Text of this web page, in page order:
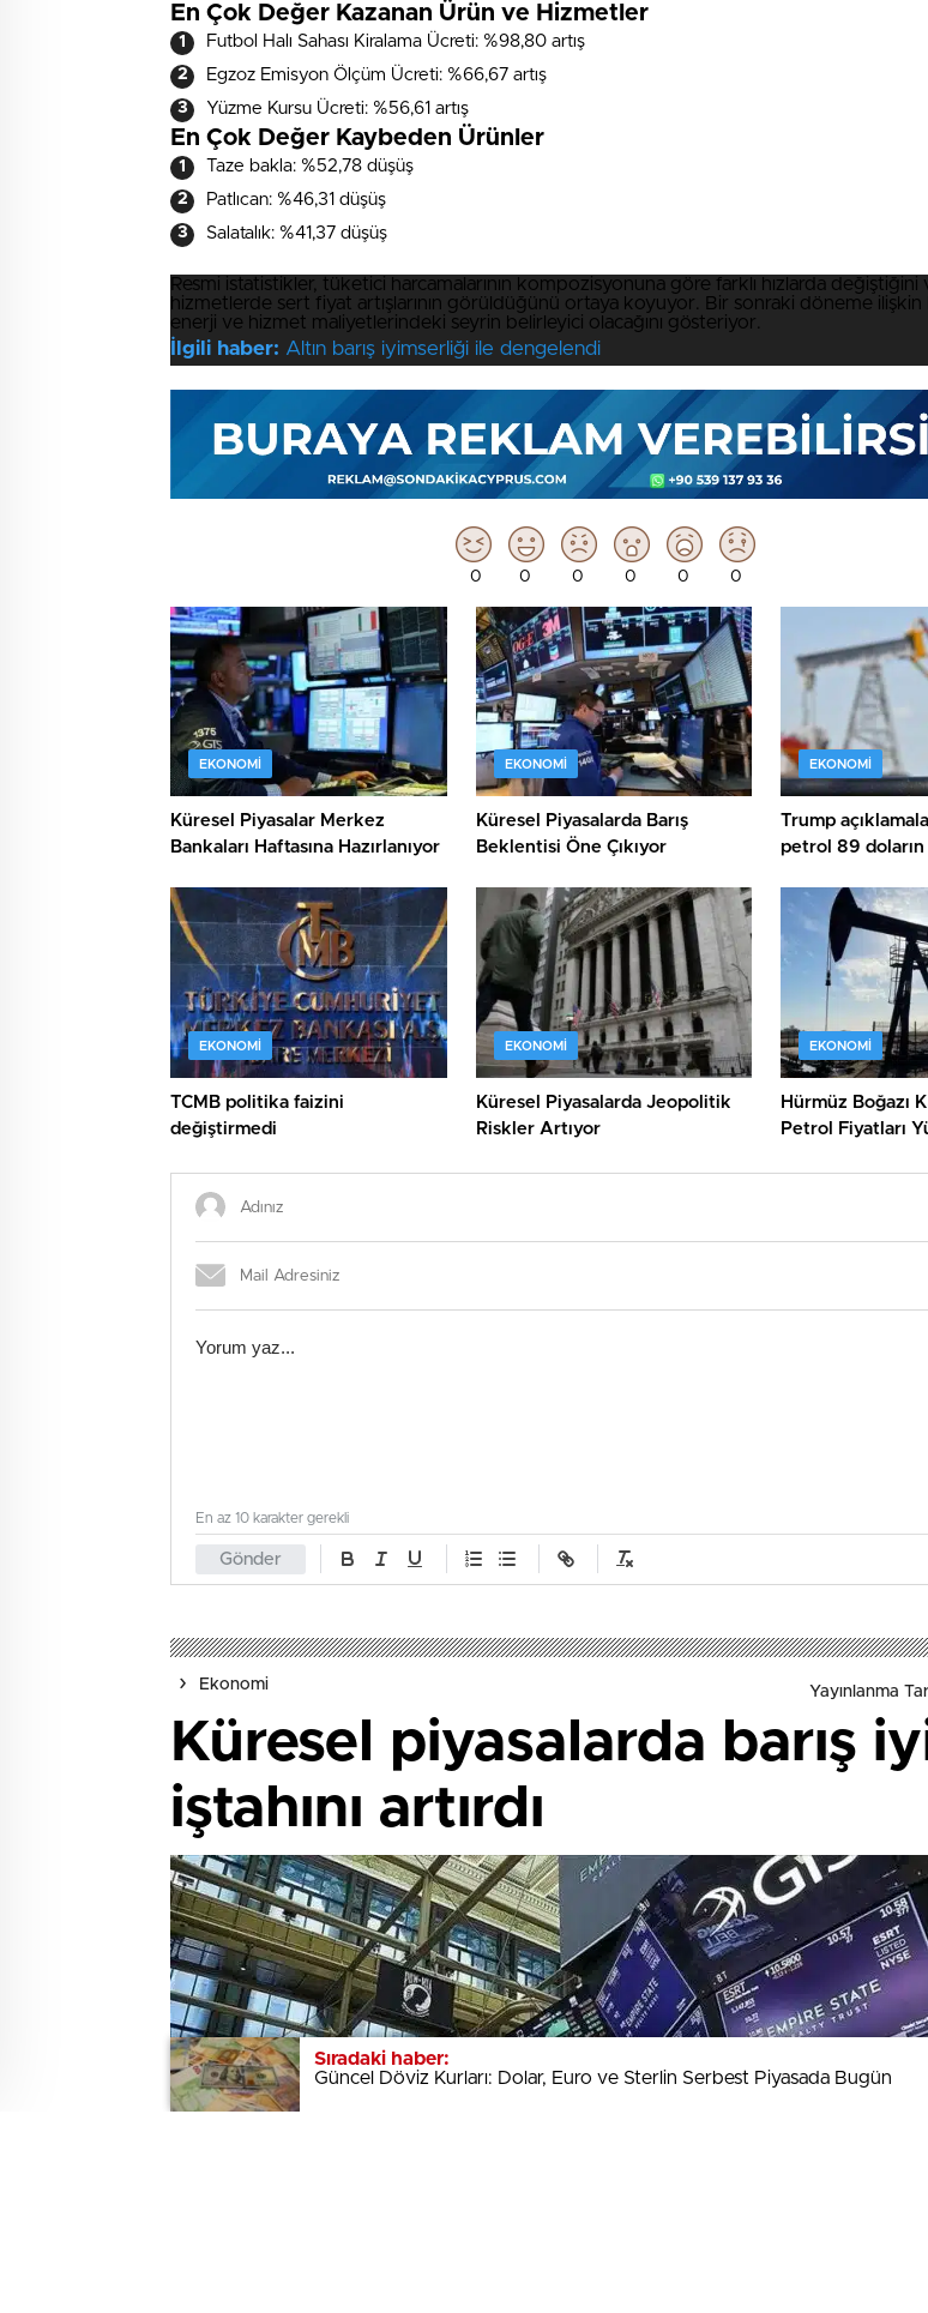
En Çok Değer Kazanan Ürün ve Hizmetler
Futbol Halı Sahası Kiralama Ücreti: %98,80 artış
Egzoz Emisyon Ölçüm Ücreti: %66,67 artış
Yüzme Kursu Ücreti: %56,61 artış
En Çok Değer Kaybeden Ürünler
Taze bakla: %52,78 düşüş
Patlıcan: %46,31 düşüş
Salatalık: %41,37 düşüş
Resmi istatistikler, tüketici harcamalarının kompozisyonuna göre farklı hızlarda değiştiğini
hizmetlerde sert fiyat artışlarının görüldüğünü ortaya koyuyor. Bir sonraki döneme ilişkin
enerji ve hizmet maliyetlerindeki seyrin belirleyici olacağını gösteriyor.
İlgili haber: Altın barış iyimserliği ile dengelendi
0 0 0 0 0 0
EKONOMI
Küresel Piyasalar Merkez
Bankaları Haftasına Hazırlanıyor
EKONOMI
Küresel Piyasalarda Barış
Beklentisi Öne Çıkıyor
EKONOMI
Trump
petrol 89 doların
EKONOMI
TCMB politika faizini
değiştirmedi
EKONOMI
Küresel Piyasalarda Jeopolitik
Riskler Artıyor
EKONOMI
Hürmüz Boğazı
Petrol Fiyatları
Gönder
En az 10 karakter gerekli
Sıradaki haber:
Güncel Döviz Kurları: Dolar, Euro ve Sterlin Serbest Piyasada Bugün
Ekonomi Yayınlanma
Küresel piyasalarda barış
iştahını artırdı
Sıradaki haber:
Güncel Döviz Kurları: Dolar, Euro ve Sterlin Serbest Piyasada Bugün